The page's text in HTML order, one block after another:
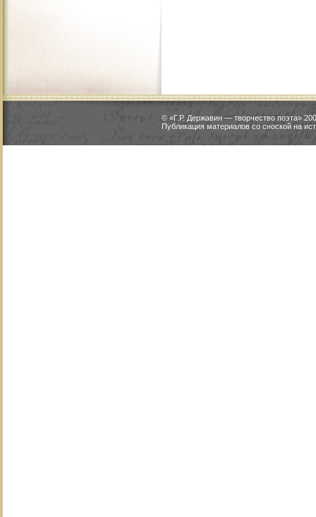
© «Г.Р. Державин — творчество поэта»
Публикация материалов со сноской на